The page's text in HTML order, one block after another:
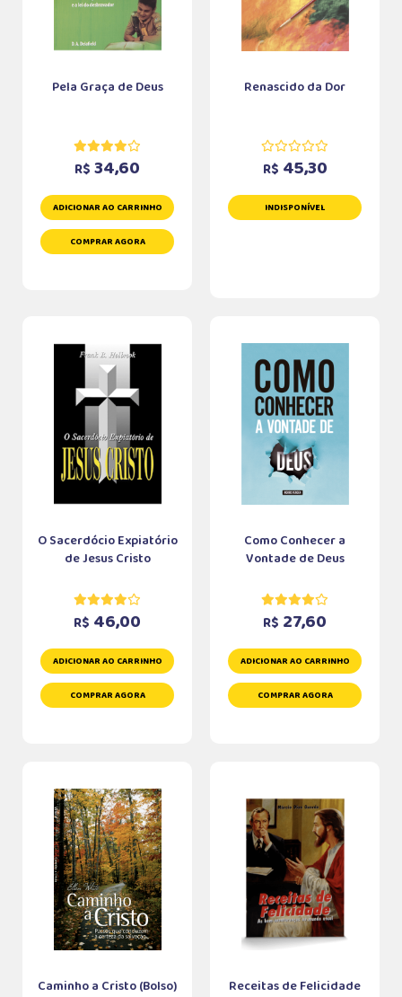
Pela Graça de Deus
R$ 34,60
ADICIONAR AO CARRINHO
COMPRAR AGORA
Renascido da Dor
R$ 45,30
INDISPONÍVEL
O Sacerdócio Expiatório
de Jesus Cristo
R$ 46,00
ADICIONAR AO CARRINHO
COMPRAR AGORA
Como Conhecer a
Vontade de Deus
R$ 27,60
ADICIONAR AO CARRINHO
COMPRAR AGORA
Caminho a Cristo (Bolso) Receitas de Felicidade